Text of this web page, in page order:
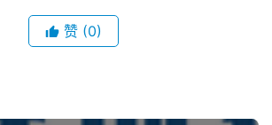
赞 (0)